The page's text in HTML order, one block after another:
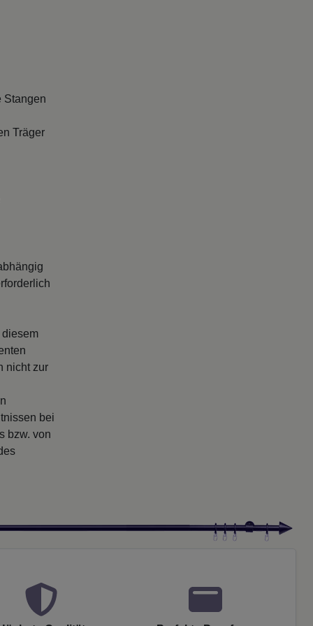
Stangen
Träger
nicht zur
bei
bzw. von